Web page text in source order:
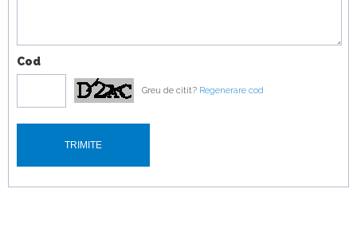
Cod
Greu de citit? Regenerare cod